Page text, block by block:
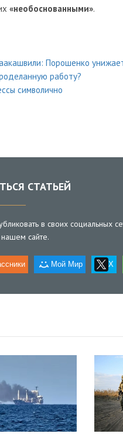
«необоснованными».
Порошенко
работу?
символично
СТАТЬЕЙ
в своих социальных
нашем сайте.
Мой Мир X